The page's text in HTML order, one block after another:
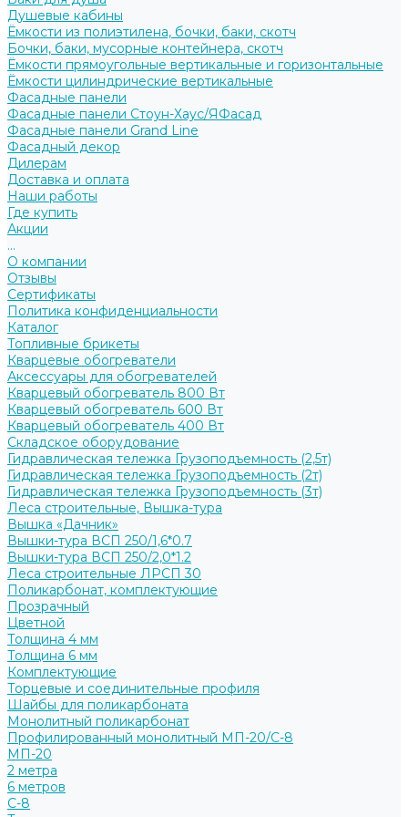
Душевые кабины
Ёмкости из полиэтилена, бочки, баки, скотч
Бочки, баки, мусорные контейнера, скотч
Ёмкости прямоугольные вертикальные и горизонтальные
Ёмкости цилиндрические вертикальные
Фасадные панели
Фасадные панели Стоун-Хаус/ЯФасад
Фасадные панели Grand Line
Фасадный декор
Дилерам
Доставка и оплата
Наши работы
Где купить
Акции
...
О компании
Отзывы
Сертификаты
Политика конфиденциальности
Каталог
Топливные брикеты
Кварцевые обогреватели
Аксессуары для обогревателей
Кварцевый обогреватель 800 Вт
Кварцевый обогреватель 600 Вт
Кварцевый обогреватель 400 Вт
Складское оборудование
Гидравлическая тележка Грузоподъемность (2,5т)
Гидравлическая тележка Грузоподъемность (2т)
Гидравлическая тележка Грузоподъемность (3т)
Леса строительные, Вышка-тура
Вышка «Дачник»
Вышки-тура ВСП 250/1,6*0.7
Вышки-тура ВСП 250/2,0*1.2
Леса строительные ЛРСП 30
Поликарбонат, комплектующие
Прозрачный
Цветной
Толщина 4 мм
Толщина 6 мм
Комплектующие
Торцевые и соединительные профиля
Шайбы для поликарбоната
Монолитный поликарбонат
Профилированный монолитный МП-20/С-8
МП-20
2 метра
6 метров
С-8